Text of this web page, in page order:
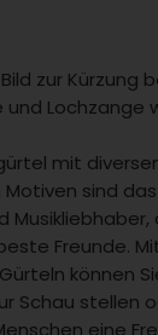
zur Kürzung
und Lochzange
mit
Motiven sind
Freunde.
können
Schau stellen
eine